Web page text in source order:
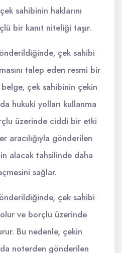
sahibinin haklarını
bir kanıt niteliği taşır.
çek sahibi
talep eden resmi bir
çek sahibinin çekin
hukuki yolları kullanma
üzerinde ciddi bir etki
aracılığıyla gönderilen
alacak tahsilinde daha
sağlar.
çek sahibi
ve borçlu üzerinde
Bu nedenle, çekin
noterden gönderilen